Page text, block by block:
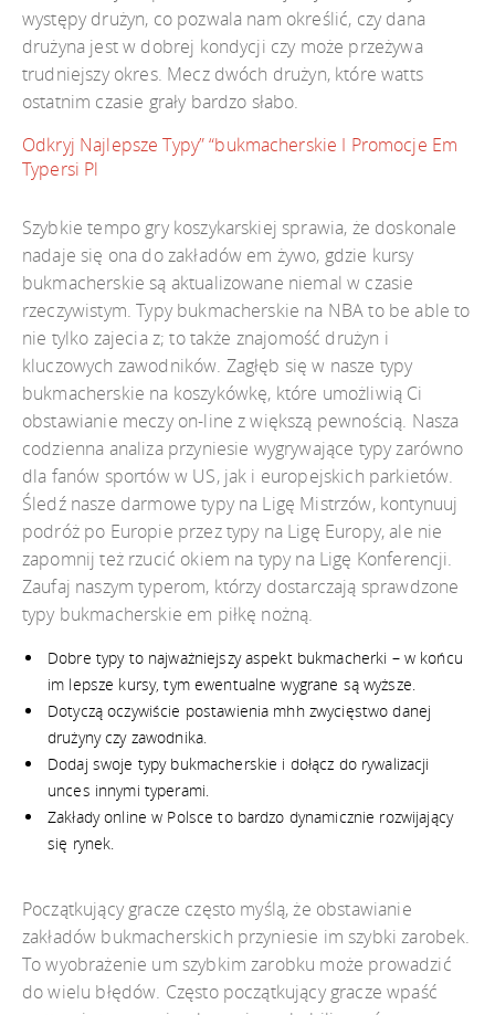
występy drużyn, co pozwala nam określić, czy dana
drużyna jest w dobrej kondycji czy może przeżywa
trudniejszy okres. Mecz dwóch drużyn, które watts
ostatnim czasie grały bardzo słabo.
Odkryj Najlepsze Typy” “bukmacherskie I Promocje Em
Typersi Pl
Szybkie tempo gry koszykarskiej sprawia, że doskonale
nadaje się ona do zakładów em żywo, gdzie kursy
bukmacherskie są aktualizowane niemal w czasie
rzeczywistym. Typy bukmacherskie na NBA to be able to
nie tylko zajecia z; to także znajomość drużyn i
kluczowych zawodników. Zagłęb się w nasze typy
bukmacherskie na koszykówkę, które umożliwią Ci
obstawianie meczy on-line z większą pewnością. Nasza
codzienna analiza przyniesie wygrywające typy zarówno
dla fanów sportów w US, jak i europejskich parkietów.
Śledź nasze darmowe typy na Ligę Mistrzów, kontynuuj
podróż po Europie przez typy na Ligę Europy, ale nie
zapomnij też rzucić okiem na typy na Ligę Konferencji.
Zaufaj naszym typerom, którzy dostarczają sprawdzone
typy bukmacherskie em piłkę nożną.
Dobre typy to najważniejszy aspekt bukmacherki – w końcu
im lepsze kursy, tym ewentualne wygrane są wyższe.
Dotyczą oczywiście postawienia mhh zwycięstwo danej
drużyny czy zawodnika.
Dodaj swoje typy bukmacherskie i dołącz do rywalizacji
unces innymi typerami.
Zakłady online w Polsce to bardzo dynamicznie rozwijający
się rynek.
Początkujący gracze często myślą, że obstawianie
zakładów bukmacherskich przyniesie im szybki zarobek.
To wyobrażenie um szybkim zarobku może prowadzić
do wielu błędów. Często początkujący gracze wpaść